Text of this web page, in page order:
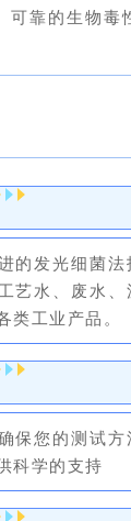
可靠的生物
的发光细菌
艺水、废水
类工业产品。
保您的测试
科学的支持